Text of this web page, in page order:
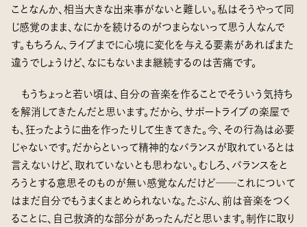
ことなんか、相当大きな出来事がないと難しい。私はそうやって同
じ感覚のまま、なにかを続けるのがつまらないって思う人なんで
す。もちろん、ライブまでに心境に変化を与える要素があればまた
違うでしょうけど、なにもないまま継続するのは苦痛です。
もうちょっと若い頃は、自分の音楽を作ることでそういう気持ち
を解消してきたんだと思います。だから、サポートライブの楽屋で
も、狂ったように曲を作ったりして生きてきた。今、その行為は必要
じゃないです。だからといって精神的なバランスが取れているとは
言えないけど、取れていないとも思わない。むしろ、バランスをと
ろうとする意思そのものが無い感覚なんだけど──これについて
はまだ自分でもうまくまとめられないな。たぶん、前は音楽をつく
ることに、自己救済的な部分があったんだと思います。制作に取り